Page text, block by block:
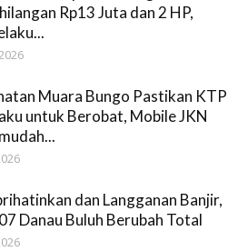
Rp13 Juta dan 2 HP,
Muara Bungo Pastikan KTP
untuk Berobat, Mobile JKN
dan Langganan Banjir,
Danau Buluh Berubah Total